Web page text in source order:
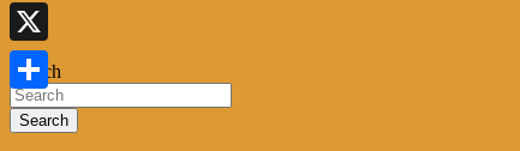
Search
Search
WhatsApp
X
Share